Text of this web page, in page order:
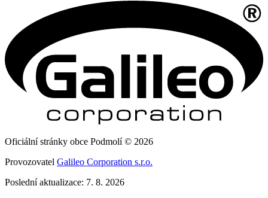
Oficiální stránky obce Podmolí © 2026
Provozovatel Galileo Corporation s.r.o.
Poslední aktualizace: 7. 8. 2026